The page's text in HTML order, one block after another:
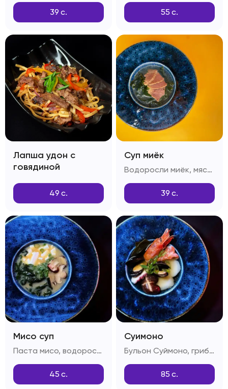
39 с. 55 с.
Лапша удон с
говядиной
49 с.
Суп миёк
Водоросли миёк, мясо говяжье, приправа дашида
39 с.
Мисо суп
Паста мисо, водоросли вакамэ, грибы шиитаке, сыр тоффу, зелень
45 с.
Суимоно
Бульон Суймоно, грибы шиитаке, лангустины, креветки, мидии, морской гребешок, осьминог, зелень
85 с.